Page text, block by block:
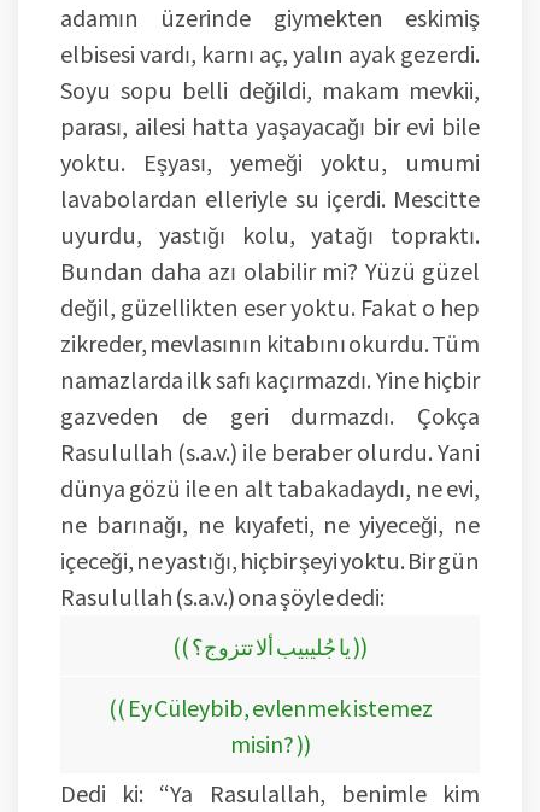
adamın üzerinde giymekten eskimiş
elbisesi vardı, karnı aç, yalın ayak gezerdi.
Soyu sopu belli değildi, makam mevkii,
parası, ailesi hatta yaşayacağı bir evi bile
yoktu. Eşyası, yemeği yoktu, umumi
lavabolardan elleriyle su içerdi. Mescitte
uyurdu, yastığı kolu, yatağı topraktı.
Bundan daha azı olabilir mi? Yüzü güzel
değil, güzellikten eser yoktu. Fakat o hep
zikreder, mevlasının kitabını okurdu. Tüm
namazlarda ilk safı kaçırmazdı. Yine hiçbir
gazveden de geri durmazdı. Çokça
Rasulullah (s.a.v.) ile beraber olurdu. Yani
dünya gözü ile en alt tabakadaydı, ne evi,
ne barınağı, ne kıyafeti, ne yiyeceği, ne
içeceği, ne yastığı, hiçbir şeyi yoktu. Bir gün
Rasulullah (s.a.v.) ona şöyle dedi:
(( يا جُليبيب ألا تتزوج؟ ))
(( Ey Cüleybib, evlenmek istemez
misin? ))
Dedi ki: “Ya Rasulallah, benimle kim